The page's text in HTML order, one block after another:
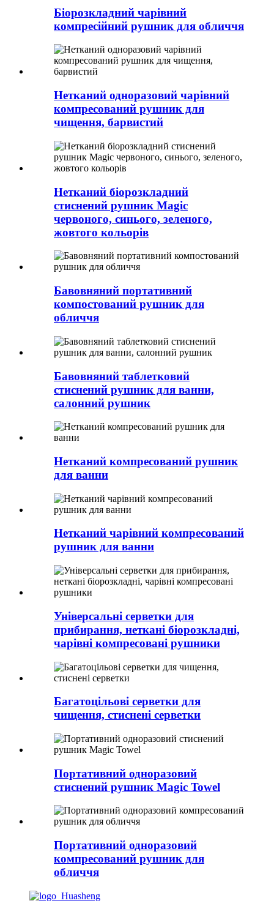
Біорозкладний чарівний
компресійний рушник для обличчя
Нетканий одноразовий чарівний
компресований рушник для
чищення, барвистий
Нетканий біорозкладний
стиснений рушник Magic
червоного, синього, зеленого,
жовтого кольорів
Бавовняний портативний
компостований рушник для
обличчя
Бавовняний таблетковий
стиснений рушник для ванни,
салонний рушник
Нетканий компресований рушник
для ванни
Нетканий чарівний компресований
рушник для ванни
Універсальні серветки для
прибирання, неткані біорозкладні,
чарівні компресовані рушники
Багатоцільові серветки для
чищення, стиснені серветки
Портативний одноразовий
стиснений рушник Magic Towel
Портативний одноразовий
компресований рушник для
обличчя